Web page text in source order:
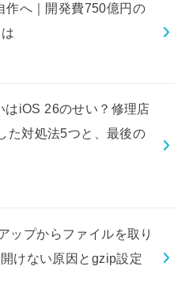
作へ｜開発費750億円の
はiOS 26のせい？修理店
た対処法5つと、最後の
ップからファイルを取り
けない原因とgzip設定